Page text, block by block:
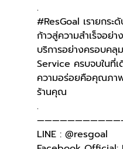
.
#ResGoal เรายกระ
ก้าวสู่ความสำเร็จอย่
บริการอย่างครอบค
Service ครบจบในที่เ
ความอร่อยคือคุณภา
ร้านคุณ
.
LINE : @resgoal